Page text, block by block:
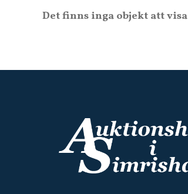
Det finns inga objekt att visa